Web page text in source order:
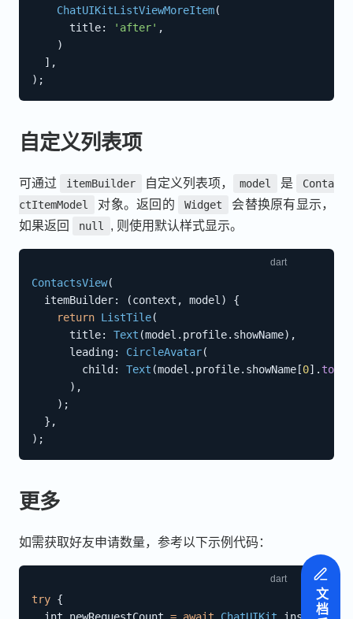
ChatUIKitListViewMoreItem(
      title
: 'after' ,
)
] ,
) ;
自定义列表项
可通过 itemBuilder 自定义列表项， model 是
Conta
ctItemModel
对象。返回的 Widget
会替换原有显示，
如果返回
null , 则使用默认样式显示。
ContactsView(
  itemBuilder
: (context , model )
{
return ListTile(
      title
: Text (model . profile. showName) ,
      leading
: CircleAvatar(
        child
: Text (model . profile. showName[0] .
) ,
) ;
} ,
) ;
更多
如需获取好友申请数量，参考以下示例代码：
try {
  int newRequestCount
= await ChatUIKit instance